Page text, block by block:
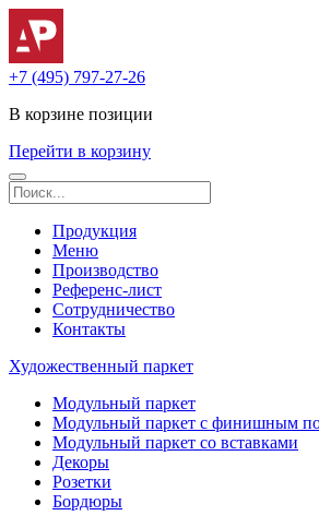
+7 (495) 797-27-26
В корзине позиции
Перейти в корзину
Продукция
Меню
Производство
Референс-лист
Сотрудничество
Контакты
Художественный паркет
Модульный паркет
Модульный паркет с финишным
Модульный паркет со вставками
Декоры
Розетки
Бордюры